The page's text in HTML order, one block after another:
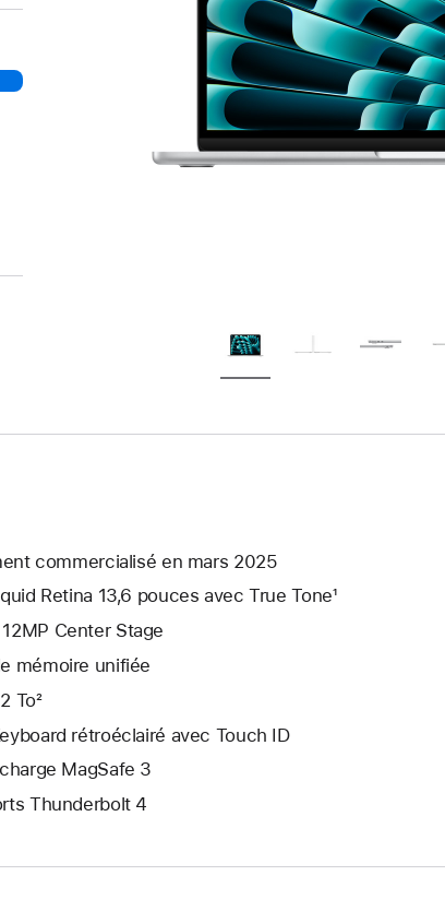
commercialisé en mars 2025
Retina 13,6 pouces avec True Tone¹
Center Stage
mémoire unifiée
To²
rétroéclairé avec Touch ID
MagSafe 3
Thunderbolt 4